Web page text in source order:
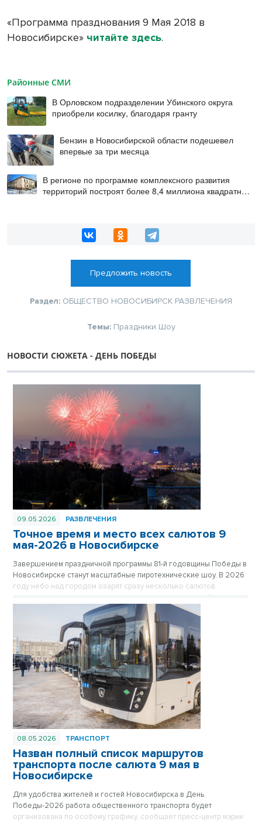
«Программа празднования 9 Мая 2018 в
Новосибирске» читайте здесь.
Районные СМИ
В Орловском подразделении Убинского округа
приобрели косилку, благодаря гранту
Бензин в Новосибирской области подешевел
впервые за три месяца
В регионе по программе комплексного развития
территорий построят более 8,4 миллиона квадратных
Предложить новость
Раздел: ОБЩЕСТВО НОВОСИБИРСК РАЗВЛЕЧЕНИЯ
Темы: Праздники Шоу
НОВОСТИ СЮЖЕТА - ДЕНЬ ПОБЕДЫ
09.05.2026 РАЗВЛЕЧЕНИЯ
Точное время и место всех салютов 9
мая-2026 в Новосибирске
Завершением праздничной программы 81-й годовщины Победы в
Новосибирске станут масштабные пиротехнические шоу. В 2026
году небо над городом озарят сразу несколько салютов,
мегаполиса, чтобы жители могли встретить праздник рядом с
08.05.2026 ТРАНСПОРТ
Назван полный список маршрутов
транспорта после салюта 9 мая в
Новосибирске
Для удобства жителей и гостей Новосибирска в День
Победы-2026 работа общественного транспорта будет
организована по особому графику, сообщает пресс-центр мэрии